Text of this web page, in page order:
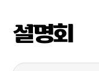
설명회